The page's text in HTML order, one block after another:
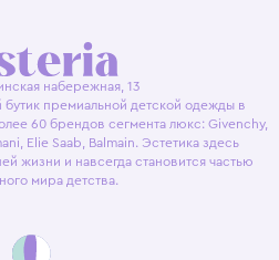
набережная, 13
премиальной детской одежды в
60 брендов сегмента люкс: Givenchy,
Elie Saab, Balmain. Эстетика здесь
жизни и навсегда становится частью
мира детства.